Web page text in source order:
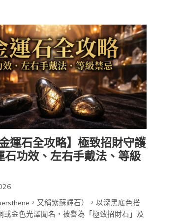
運石全攻略】極致招財守護
石功效、左右手戴法、等級
，又稱紫蘇輝石），以深黑底色搭
或金色光澤聞名，被譽為「極致招財石」及